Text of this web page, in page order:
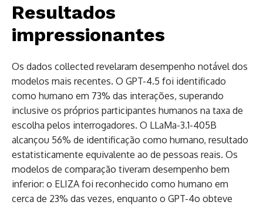
Resultados
impressionantes
Os dados collected revelaram desempenho notável dos
modelos mais recentes. O GPT-4.5 foi identificado
como humano em 73% das interações, superando
inclusive os próprios participantes humanos na taxa de
escolha pelos interrogadores. O LLaMa-3.1-405B
alcançou 56% de identificação como humano, resultado
estatisticamente equivalente ao de pessoas reais. Os
modelos de comparação tiveram desempenho bem
inferior: o ELIZA foi reconhecido como humano em
cerca de 23% das vezes, enquanto o GPT-4o obteve